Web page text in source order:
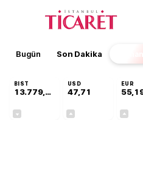
Bugün Son Dakika
BIST
13.779,39
USD
47,71
EUR